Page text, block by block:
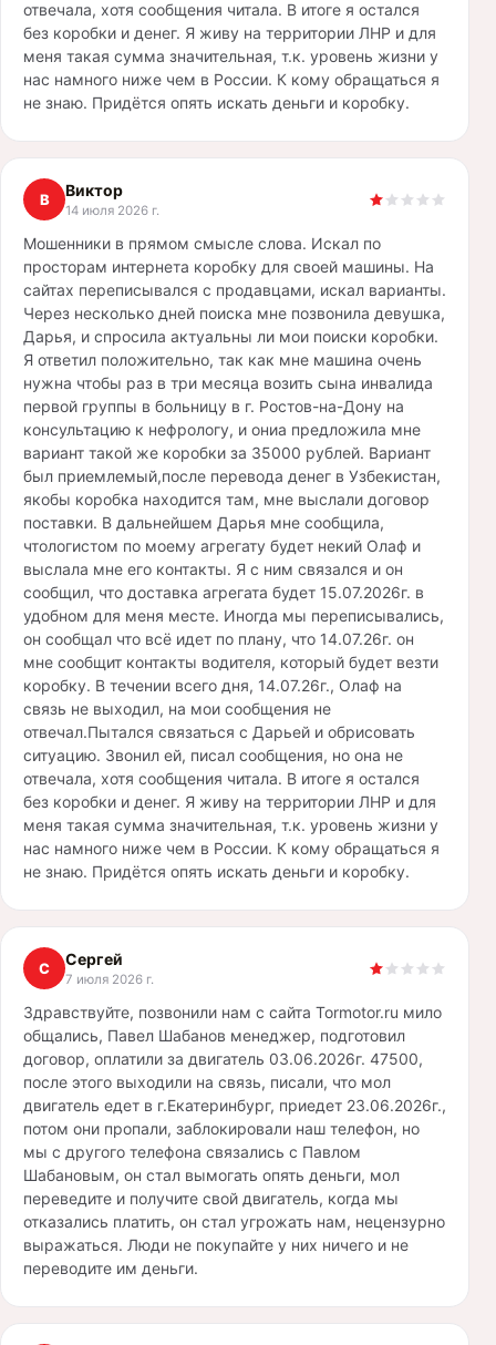
отвечала, хотя сообщения читала. В итоге я остался
без коробки и денег. Я живу на территории ЛНР и для
меня такая сумма значительная, т.к. уровень жизни у
нас намного ниже чем в России. К кому обращаться я
не знаю. Придётся опять искать деньги и коробку.
В Виктор
14 июля 2026 г.
Мошенники в прямом смысле слова. Искал по
просторам интернета коробку для своей машины. На
сайтах переписывался с продавцами, искал варианты.
Через несколько дней поиска мне позвонила девушка,
Дарья, и спросила актуальны ли мои поиски коробки.
Я ответил положительно, так как мне машина очень
нужна чтобы раз в три месяца возить сына инвалида
первой группы в больницу в г. Ростов-на-Дону на
консультацию к нефрологу, и ониа предложила мне
вариант такой же коробки за 35000 рублей. Вариант
был приемлемый,после перевода денег в Узбекистан,
якобы коробка находится там, мне выслали договор
поставки. В дальнейшем Дарья мне сообщила,
чтологистом по моему агрегату будет некий Олаф и
выслала мне его контакты. Я с ним связался и он
сообщил, что доставка агрегата будет 15.07.2026г. в
удобном для меня месте. Иногда мы переписывались,
он сообщал что всё идет по плану, что 14.07.26г. он
мне сообщит контакты водителя, который будет везти
коробку. В течении всего дня, 14.07.26г., Олаф на
связь не выходил, на мои сообщения не
отвечал.Пытался связаться с Дарьей и обрисовать
ситуацию. Звонил ей, писал сообщения, но она не
отвечала, хотя сообщения читала. В итоге я остался
без коробки и денег. Я живу на территории ЛНР и для
меня такая сумма значительная, т.к. уровень жизни у
нас намного ниже чем в России. К кому обращаться я
не знаю. Придётся опять искать деньги и коробку.
С Сергей
7 июля 2026 г.
Здравствуйте, позвонили нам с сайта Tormotor.ru мило
общались, Павел Шабанов менеджер, подготовил
договор, оплатили за двигатель 03.06.2026г. 47500,
после этого выходили на связь, писали, что мол
двигатель едет в г.Екатеринбург, приедет 23.06.2026г.,
потом они пропали, заблокировали наш телефон, но
мы с другого телефона связались с Павлом
Шабановым, он стал вымогать опять деньги, мол
переведите и получите свой двигатель, когда мы
отказались платить, он стал угрожать нам, нецензурно
выражаться. Люди не покупайте у них ничего и не
переводите им деньги.